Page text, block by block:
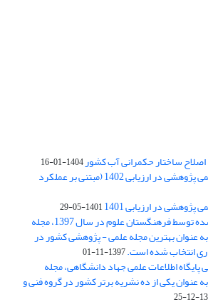
اصلاح ساختار حکمرانی آب کشور1404-01-16
کسب رتبه الف مجلات علمی پژوهشی در ارزیابی 1402 (مبتنی بر عملکرد
در ارزیابی 1401 1401-05-29
بر اساس ارزیابی انجام شده توسط فرهنگستان علوم در سال 1397، مجله
به عنوان بهترین مجله علمی - پژوهشی کشور در
انتخاب شده است.1397-11-01
اطلاعات علمی جهاد دانشگاهی، مجله
عنوان یکی از ده نشریه برتر کشور در گروه فنی و